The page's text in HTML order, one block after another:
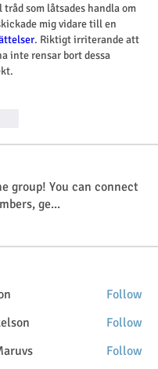
tråd som låtsades handla om
mig vidare till en
. Riktigt irriterande att
inte rensar bort dessa
group! You can connect
ge...
Follow
Follow
Follow